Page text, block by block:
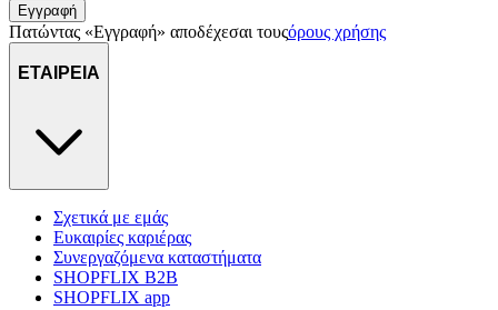
Εγγραφή
Πατώντας «Εγγραφή» αποδέχεσαι τουςόρους χρήσης
ΕΤΑΙΡΕΙΑ
Σχετικά με εμάς
Ευκαιρίες καριέρας
Συνεργαζόμενα καταστήματα
SHOPFLIX B2B
SHOPFLIX app